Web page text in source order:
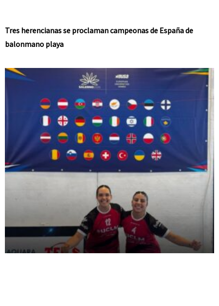
Tres herencianas se proclaman campeonas de España de
balonmano playa